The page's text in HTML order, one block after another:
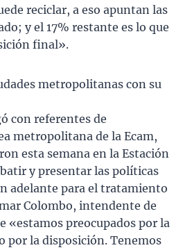
reciclar, a eso apuntan las
y el 17% restante es lo que
final».
metropolitanas con su
con referentes de
metropolitana de la Ecam,
esta semana en la Estación
y presentar las políticas
adelante para el tratamiento
Colombo, intendente de
«estamos preocupados por la
por la disposición. Tenemos